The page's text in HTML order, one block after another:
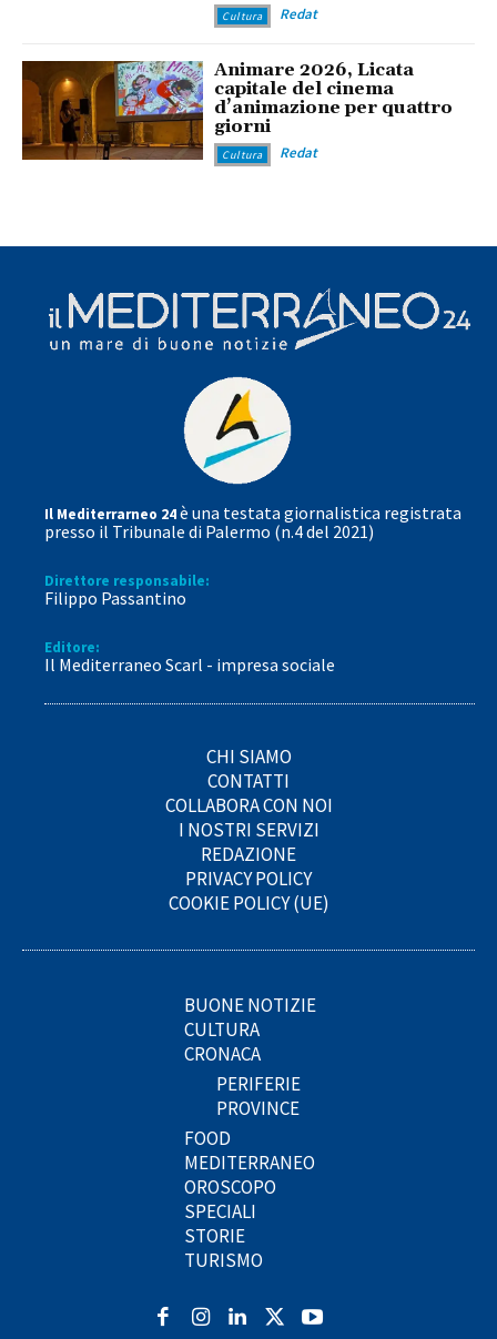
Cultura Redat
Animare 2026, Licata
capitale del cinema
d’animazione per quattro
giorni
Cultura Redat
Il Mediterrarneo 24è una testata giornalistica registrata
presso il Tribunale di Palermo (n.4 del 2021)
Direttore responsabile:
Filippo Passantino
Editore:
Il Mediterraneo Scarl - impresa sociale
CHI SIAMO
CONTATTI
COLLABORA CON NOI
I NOSTRI SERVIZI
REDAZIONE
PRIVACY POLICY
COOKIE POLICY (UE)
BUONE NOTIZIE
CULTURA
CRONACA
PERIFERIE
PROVINCE
FOOD
MEDITERRANEO
OROSCOPO
SPECIALI
STORIE
TURISMO